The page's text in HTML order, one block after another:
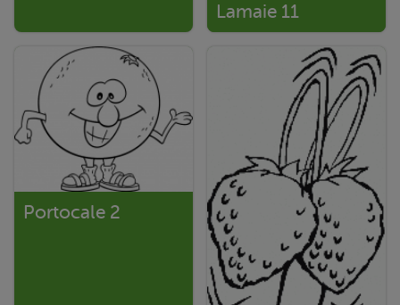
Lamaie 11
Portocale 2